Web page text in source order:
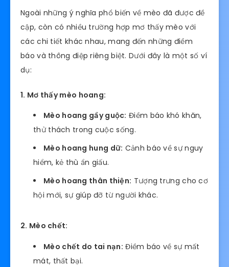
Ngoài những ý nghĩa phổ biến về mèo đã được đề
cập, còn có nhiều trường hợp mơ thấy mèo với
các chi tiết khác nhau, mang đến những điềm
báo và thông điệp riêng biệt. Dưới đây là một số ví
dụ:
1. Mơ thấy mèo hoang:
Mèo hoang gầy guộc: Điềm báo khó khăn,
thử thách trong cuộc sống.
Mèo hoang hung dữ: Cảnh báo về sự nguy
hiểm, kẻ thù ẩn giấu.
Mèo hoang thân thiện: Tượng trưng cho cơ
hội mới, sự giúp đỡ từ người khác.
2. Mèo chết:
Mèo chết do tai nạn: Điềm báo về sự mất
mát, thất bại.